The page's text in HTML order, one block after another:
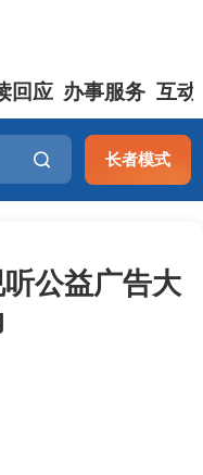
回应 办事服务 互动
长者模式
公益广告大